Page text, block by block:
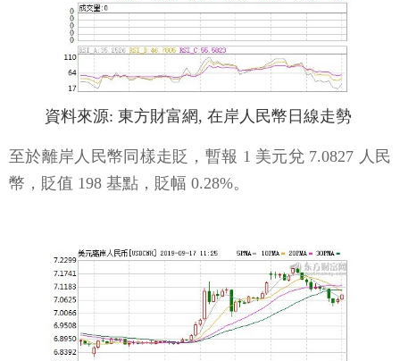
資料來源: 東方財富網, 在岸人民幣日線走勢
至於離岸人民幣同樣走貶，暫報 1 美元兌 7.0827 人民
幣，貶值 198 基點，貶幅 0.28%。